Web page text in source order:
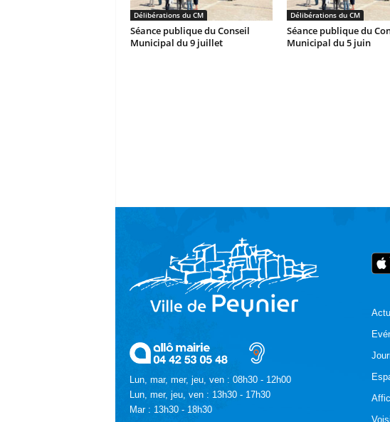
Délibérations du CM
Séance publique du Conseil
Municipal du 9 juillet
Délibérations du CM
Séance publique du
Municipal du 5 juin
Lun, mar, mer, jeu, ven : 08h30 - 12h00
Lun, mer, jeu, ven : 13h30 - 17h30
Mar : 13h30 - 18h30